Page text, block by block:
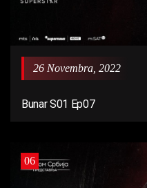
26 Novembra, 2022
Bunar S01 Ep07
06